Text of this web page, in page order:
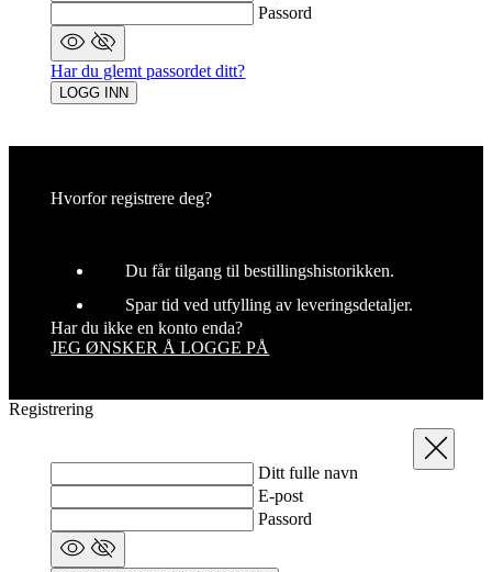
Passord
Har du glemt passordet ditt?
LOGG INN
Hvorfor registrere deg?
Du får tilgang til bestillingshistorikken.
Spar tid ved utfylling av leveringsdetaljer.
Har du ikke en konto enda?
JEG ØNSKER Å LOGGE PÅ
Steng
Registrering
Ditt fulle navn
E-post
Passord